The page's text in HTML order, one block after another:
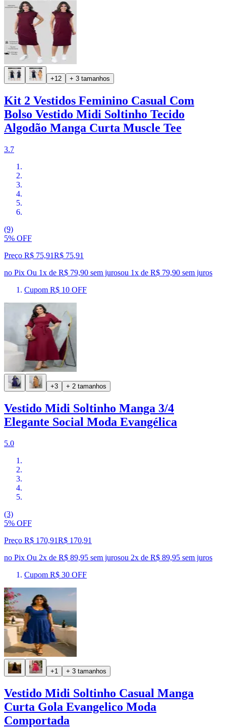
+12 + 3 tamanhos
Kit 2 Vestidos Feminino Casual Com
Bolso Vestido Midi Soltinho Tecido
Algodão Manga Curta Muscle Tee
3.7
(9)
5% OFF
Preço R$ 75,91R$ 75,91
no Pix Ou 1x de R$ 79,90 sem jurosou 1x de R$ 79,90 sem juros
Cupom R$ 10 OFF
+3 + 2 tamanhos
Vestido Midi Soltinho Manga 3/4
Elegante Social Moda Evangélica
5.0
(3)
5% OFF
Preço R$ 170,91R$ 170,91
no Pix Ou 2x de R$ 89,95 sem jurosou 2x de R$ 89,95 sem juros
Cupom R$ 30 OFF
+1 + 3 tamanhos
Vestido Midi Soltinho Casual Manga
Curta Gola Evangelico Moda
Comportada